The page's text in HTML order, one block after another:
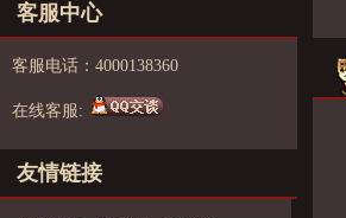
客服中心
客服电话：4000138360
在线客服:
友情链接